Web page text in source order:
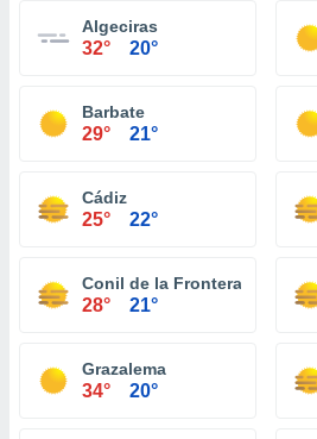
Algeciras
32° 20°
Barbate
29° 21°
Cádiz
25° 22°
Conil de la Frontera
28° 21°
Grazalema
34° 20°